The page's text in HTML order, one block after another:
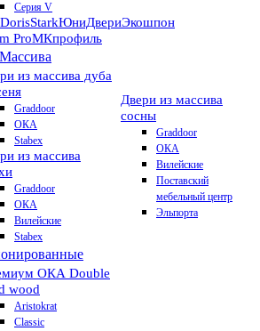
Серия V
StarkЮниДвериЭкошпон
ProМКпрофиль
из массива дуба
Graddoor
ОКА
Stabex
из массива
Graddoor
ОКА
Вилейские
Stabex
Двери из массива
сосны
Graddoor
ОКА
Вилейские
Поставский
мебельный центр
Эльпорта
ОКА Double
wood
Aristokrat
Classic